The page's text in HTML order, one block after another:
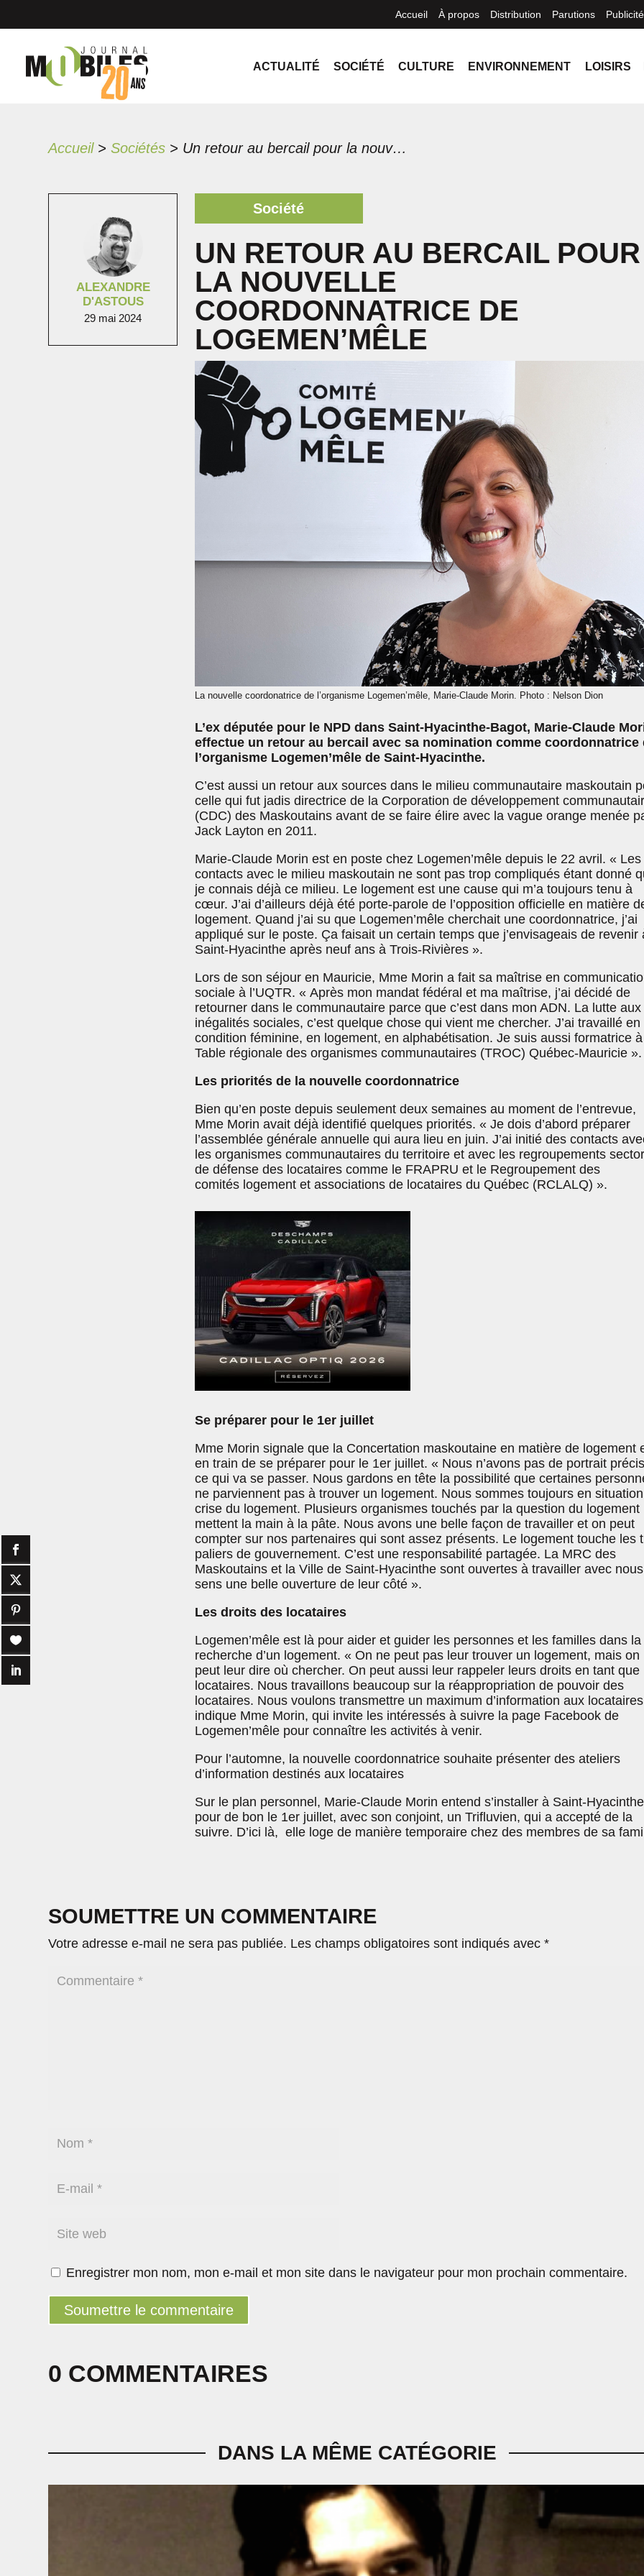
Accueil À propos Distribution Parutions Publicité
ACTUALITÉ SOCIÉTÉ CULTURE ENVIRONNEMENT LOISIRS
Accueil>Sociétés > Un retour au bercail pour la nouvelle coordonnatrice de Logemen’mêle
ALEXANDRE
D'ASTOUS
29 mai 2024
Société
UN RETOUR AU BERCAIL POUR
LA NOUVELLE
COORDONNATRICE DE
LOGEMEN’MÊLE
La nouvelle coordonatrice de l’organisme Logemen’mêle, Marie-Claude Morin. Photo : Nelson Dion
L’ex députée pour le NPD dans Saint-Hyacinthe-Bagot, Marie-Claude
effectue un retour au bercail avec sa nomination comme coordonnatrice
l’organisme Logemen’mêle de Saint-Hyacinthe.
C’est aussi un retour aux sources dans le milieu communautaire maskoutain
celle qui fut jadis directrice de la Corporation de développement
(CDC) des Maskoutains avant de se faire élire avec la vague orange menée
Jack Layton en 2011.
Marie-Claude Morin est en poste chez Logemen’mêle depuis le 22 avril. « Les
contacts avec le milieu maskoutain ne sont pas trop compliqués étant donné
je connais déjà ce milieu. Le logement est une cause qui m’a toujours tenu à
cœur. J’ai d’ailleurs déjà été porte-parole de l’opposition officielle en matière
logement. Quand j’ai su que Logemen’mêle cherchait une coordonnatrice, j’ai
appliqué sur le poste. Ça faisait un certain temps que j’envisageais de revenir
Saint-Hyacinthe après neuf ans à Trois-Rivières ».
Lors de son séjour en Mauricie, Mme Morin a fait sa maîtrise en
sociale à l’UQTR. « Après mon mandat fédéral et ma maîtrise, j’ai décidé de
retourner dans le communautaire parce que c’est dans mon ADN. La lutte aux
inégalités sociales, c’est quelque chose qui vient me chercher. J’ai travaillé en
condition féminine, en logement, en alphabétisation. Je suis aussi formatrice
Table régionale des organismes communautaires (TROC) Québec-Mauricie ».
Les priorités de la nouvelle coordonnatrice
Bien qu’en poste depuis seulement deux semaines au moment de l’entrevue,
Mme Morin avait déjà identifié quelques priorités. « Je dois d’abord préparer
l’assemblée générale annuelle qui aura lieu en juin. J’ai initié des contacts
les organismes communautaires du territoire et avec les regroupements
de défense des locataires comme le FRAPRU et le Regroupement des
comités logement et associations de locataires du Québec (RCLALQ) ».
Se préparer pour le 1er juillet
Mme Morin signale que la Concertation maskoutaine en matière de logement
en train de se préparer pour le 1er juillet. « Nous n’avons pas de portrait
ce qui va se passer. Nous gardons en tête la possibilité que certaines
ne parviennent pas à trouver un logement. Nous sommes toujours en
crise du logement. Plusieurs organismes touchés par la question du logement
mettent la main à la pâte. Nous avons une belle façon de travailler et on peut
compter sur nos partenaires qui sont assez présents. Le logement touche les
paliers de gouvernement. C’est une responsabilité partagée. La MRC des
Maskoutains et la Ville de Saint-Hyacinthe sont ouvertes à travailler avec
sens une belle ouverture de leur côté ».
Les droits des locataires
Logemen’mêle est là pour aider et guider les personnes et les familles dans la
recherche d’un logement. « On ne peut pas leur trouver un logement, mais on
peut leur dire où chercher. On peut aussi leur rappeler leurs droits en tant que
locataires. Nous travaillons beaucoup sur la réappropriation de pouvoir des
locataires. Nous voulons transmettre un maximum d’information aux
indique Mme Morin, qui invite les intéressés à suivre la page Facebook de
Logemen’mêle pour connaître les activités à venir.
Pour l’automne, la nouvelle coordonnatrice souhaite présenter des ateliers
d’information destinés aux locataires
Sur le plan personnel, Marie-Claude Morin entend s’installer à Saint-Hyacinthe
pour de bon le 1er juillet, avec son conjoint, un Trifluvien, qui a accepté de la
suivre. D’ici là, elle loge de manière temporaire chez des membres de sa
0 COMMENTAIRES
SOUMETTRE UN COMMENTAIRE
Votre adresse e-mail ne sera pas publiée. Les champs obligatoires sont indiqués avec*
Enregistrer mon nom, mon e-mail et mon site dans le navigateur pour mon prochain commentaire.
Soumettre le commentaire
DANS LA MÊME CATÉGORIE